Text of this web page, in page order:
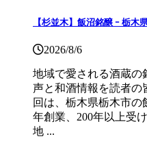
【杉並木】飯沼銘醸 ｰ 栃木
2026/8/6
地域で愛される酒蔵の
声と和酒情報を読者の
回は、栃木県栃木市の
年創業、200年以上受
地 ...